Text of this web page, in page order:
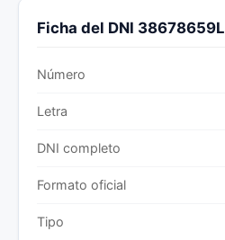
Ficha del DNI 38678659L
Número
Letra
DNI completo
Formato oficial
Tipo